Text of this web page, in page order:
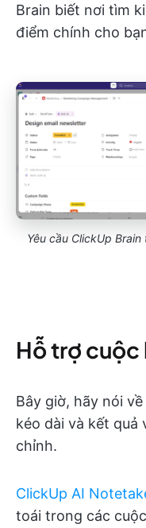
Brain biết nơi tìm
điểm chính cho
Yêu cầu ClickUp
Hỗ trợ cuộc
Bây giờ, hãy nói
kéo dài và kết quả
chỉnh.
ClickUp AI
toái trong các